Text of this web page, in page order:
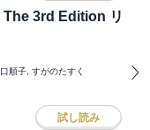
The 3rd Edition リ
順子, すがのたすく
試し読み